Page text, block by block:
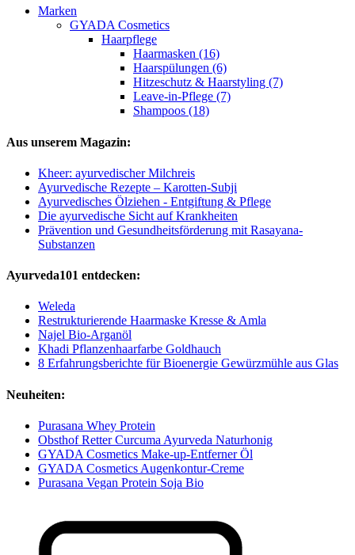
Marken
GYADA Cosmetics
Haarpflege
Haarmasken (16)
Haarspülungen (6)
Hitzeschutz & Haarstyling (7)
Leave-in-Pflege (7)
Shampoos (18)
Aus unserem Magazin:
Kheer: ayurvedischer Milchreis
Ayurvedische Rezepte – Karotten-Subji
Ayurvedisches Ölziehen - Entgiftung & Pflege
Die ayurvedische Sicht auf Krankheiten
Prävention und Gesundheitsförderung mit Rasayana-
Substanzen
Ayurveda101 entdecken:
Weleda
Restrukturierende Haarmaske Kresse & Amla
Najel Bio-Arganöl
Khadi Pflanzenhaarfarbe Goldhauch
8 Erfahrungsberichte für Bioenergie Gewürzmühle aus Glas
Neuheiten:
Purasana Whey Protein
Obsthof Retter Curcuma Ayurveda Naturhonig
GYADA Cosmetics Make-up-Entferner Öl
GYADA Cosmetics Augenkontur-Creme
Purasana Vegan Protein Soja Bio